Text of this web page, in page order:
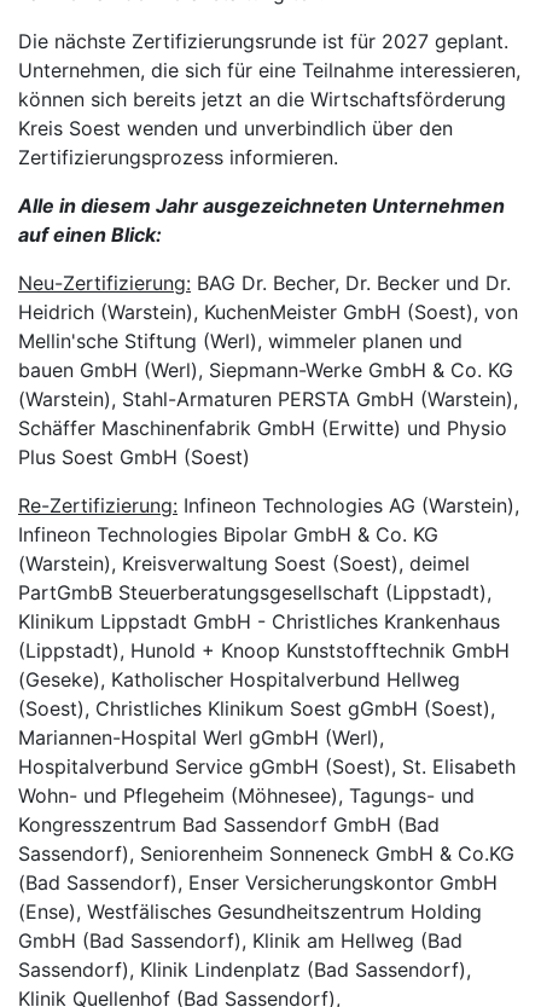
Die nächste Zertifizierungsrunde ist für 2027 geplant.
Unternehmen, die sich für eine Teilnahme interessieren,
können sich bereits jetzt an die Wirtschaftsförderung
Kreis Soest wenden und unverbindlich über den
Zertifizierungsprozess informieren.
Alle in diesem Jahr ausgezeichneten Unternehmen
auf einen Blick:
Neu-Zertifizierung: BAG Dr. Becher, Dr. Becker und Dr.
Heidrich (Warstein), KuchenMeister GmbH (Soest), von
Mellin'sche Stiftung (Werl), wimmeler planen und
bauen GmbH (Werl), Siepmann-Werke GmbH & Co. KG
(Warstein), Stahl-Armaturen PERSTA GmbH (Warstein),
Schäffer Maschinenfabrik GmbH (Erwitte) und Physio
Plus Soest GmbH (Soest)
Re-Zertifizierung: Infineon Technologies AG (Warstein),
Infineon Technologies Bipolar GmbH & Co. KG
(Warstein), Kreisverwaltung Soest (Soest), deimel
PartGmbB Steuerberatungsgesellschaft (Lippstadt),
Klinikum Lippstadt GmbH - Christliches Krankenhaus
(Lippstadt), Hunold + Knoop Kunststofftechnik GmbH
(Geseke), Katholischer Hospitalverbund Hellweg
(Soest), Christliches Klinikum Soest gGmbH (Soest),
Mariannen-Hospital Werl gGmbH (Werl),
Hospitalverbund Service gGmbH (Soest), St. Elisabeth
Wohn- und Pflegeheim (Möhnesee), Tagungs- und
Kongresszentrum Bad Sassendorf GmbH (Bad
Sassendorf), Seniorenheim Sonneneck GmbH & Co.KG
(Bad Sassendorf), Enser Versicherungskontor GmbH
(Ense), Westfälisches Gesundheitszentrum Holding
GmbH (Bad Sassendorf), Klinik am Hellweg (Bad
Sassendorf), Klinik Lindenplatz (Bad Sassendorf),
Klinik Quellenhof (Bad Sassendorf),